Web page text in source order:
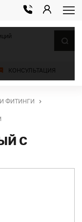
КОНСУЛЬТАЦИЯ
ФИТИНГИ
С